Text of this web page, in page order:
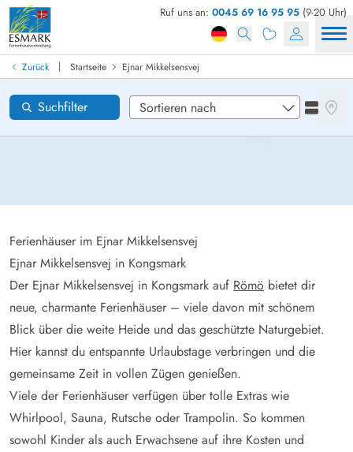
Ruf uns an: 0045 69 16 95 95 (9-20 Uhr)
Zurück | Startseite Ejnar Mikkelsensvej
Ejnar Mikkelsensvej
Ferienhäuser im Ejnar Mikkelsensvej
Ejnar Mikkelsensvej in Kongsmark
Der Ejnar Mikkelsensvej in Kongsmark auf Römö bietet dir
neue, charmante Ferienhäuser – viele davon mit schönem
Blick über die weite Heide und das geschützte Naturgebiet.
Hier kannst du entspannte Urlaubstage verbringen und die
gemeinsame Zeit in vollen Zügen genießen.
Viele der Ferienhäuser verfügen über tolle Extras wie
Whirlpool, Sauna, Rutsche oder Trampolin. So kommen
sowohl Kinder als auch Erwachsene auf ihre Kosten und
Suchfilter
Ferienhaus in Dänemark finden
Anreise
Gebiete
Loading...